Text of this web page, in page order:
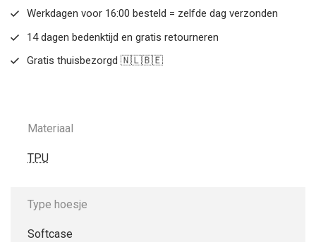
Werkdagen voor 16:00 besteld = zelfde dag verzonden
14 dagen bedenktijd en gratis retourneren
Gratis thuisbezorgd 🇳🇱🇧🇪
Materiaal
TPU
Type hoesje
Softcase